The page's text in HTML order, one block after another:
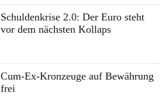
Schuldenkrise 2.0: Der Euro steht
vor dem nächsten Kollaps
Cum-Ex-Kronzeuge auf Bewährung
frei